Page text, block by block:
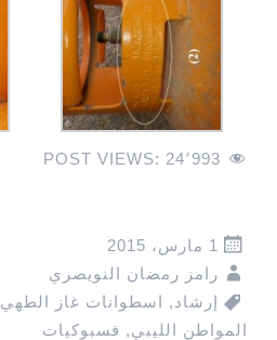
POST VIEWS: 24٬993
1 مارس، 2015
رامز رمضان النويصري
إرشاد , اسطوانات غاز الطهي
المواطن الليبي, فسبوكيات